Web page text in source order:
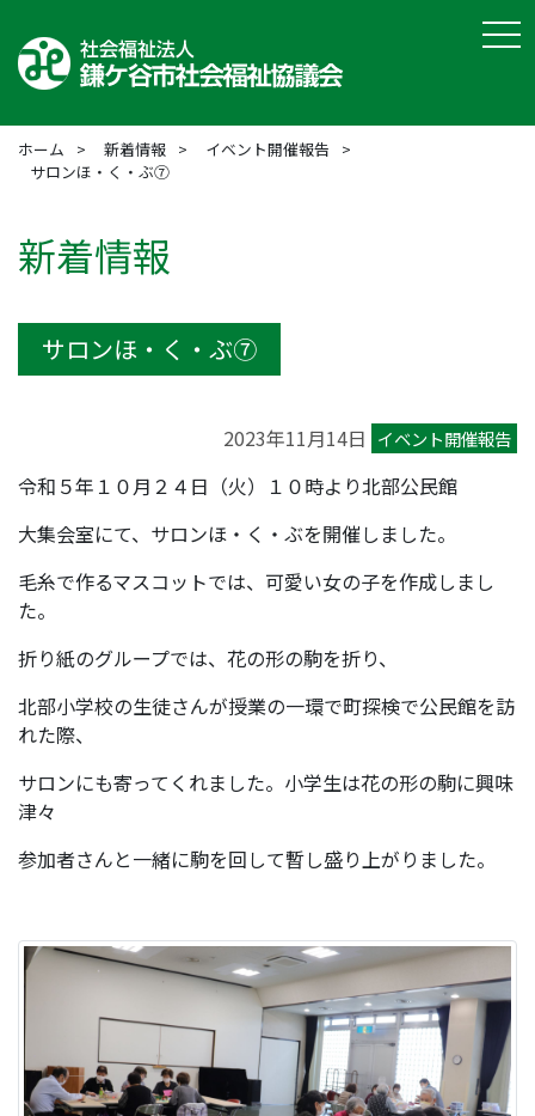
ホーム 新着情報
イベント開催報告
サロンほ・く・ぶ⑦
新着情報
サロンほ・く・ぶ⑦
2023年11月14日 イベント開催報告
令和５年１０月２４日（火）１０時より北部公民館
大集会室にて、サロンほ・く・ぶを開催しました。
毛糸で作るマスコットでは、可愛い女の子を作成しまし
た。
折り紙のグループでは、花の形の駒を折り、
北部小学校の生徒さんが授業の一環で町探検で公民館を訪
れた際、
サロンにも寄ってくれました。小学生は花の形の駒に興味
津々
参加者さんと一緒に駒を回して暫し盛り上がりました。